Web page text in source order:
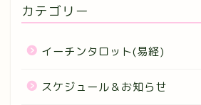
カテゴリー
イーチンタロット(易経)
スケジュール＆お知らせ